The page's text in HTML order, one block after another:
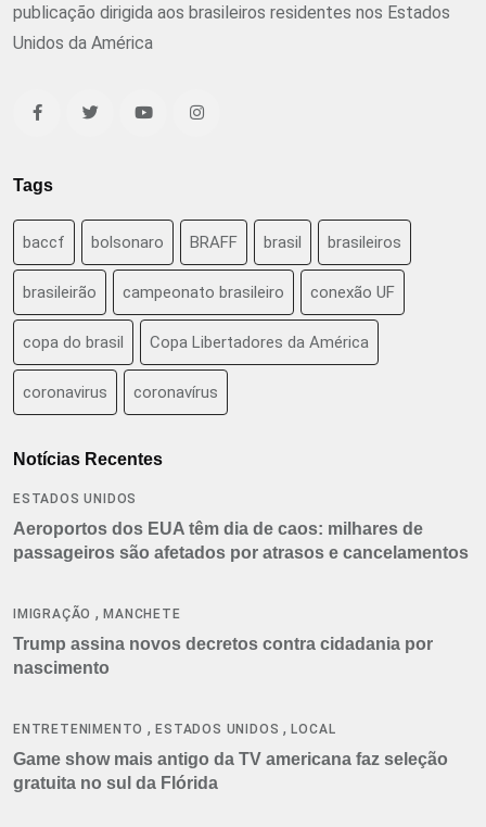
publicação dirigida aos brasileiros residentes nos Estados
Unidos da América
Tags
baccf bolsonaro BRAFF brasil brasileiros
brasileirão campeonato brasileiro conexão UF
copa do brasil Copa Libertadores da América
coronavirus coronavírus
Notícias Recentes
ESTADOS UNIDOS
Aeroportos dos EUA têm dia de caos: milhares de
passageiros são afetados por atrasos e cancelamentos
IMIGRAÇÃO ,MANCHETE
Trump assina novos decretos contra cidadania por
nascimento
ENTRETENIMENTO ,ESTADOS UNIDOS ,LOCAL
Game show mais antigo da TV americana faz seleção
gratuita no sul da Flórida